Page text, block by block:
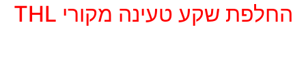
החלפת שקע טעינה מקורי THL